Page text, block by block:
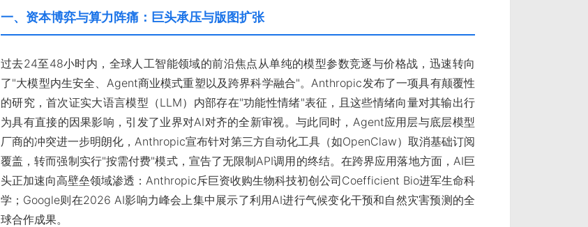
一、资本博弈与算力阵痛：巨头承压与版图扩张
过去24至48小时内，全球人工智能领域的前沿焦点从单纯的模型参数竞逐与价格战，迅速转向
了"大模型内生安全、Agent商业模式重塑以及跨界科学融合"。Anthropic发布了一项具有颠覆性
的研究，首次证实大语言模型（LLM）内部存在"功能性情绪"表征，且这些情绪向量对其输出行
为具有直接的因果影响，引发了业界对AI对齐的全新审视。与此同时，Agent应用层与底层模型
厂商的冲突进一步明朗化，Anthropic宣布针对第三方自动化工具（如OpenClaw）取消基础订阅
覆盖，转而强制实行"按需付费"模式，宣告了无限制API调用的终结。在跨界应用落地方面，AI巨
头正加速向高壁垒领域渗透：Anthropic斥巨资收购生物科技初创公司Coefficient Bio进军生命科
学；Google则在2026 AI影响力峰会上集中展示了利用AI进行气候变化干预和自然灾害预测的全
球合作成果。